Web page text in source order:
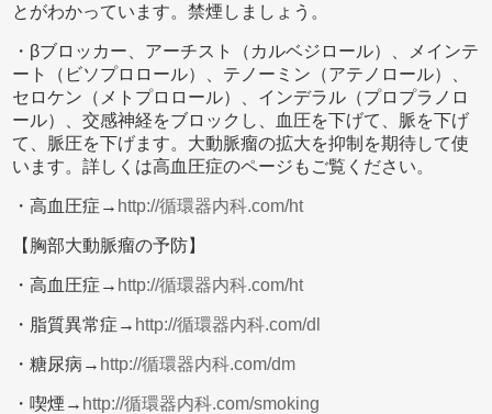
とがわかっています。禁煙しましょう。
・βブロッカー、アーチスト（カルベジロール）、メインテ
ート（ビソプロロール）、テノーミン（アテノロール）、
セロケン（メトプロロール）、インデラル（プロプラノロ
ール）、交感神経をブロックし、血圧を下げて、脈を下げ
て、脈圧を下げます。大動脈瘤の拡大を抑制を期待して使
います。詳しくは高血圧症のページもご覧ください。
・高血圧症→ http://循環器内科.com/ht
【胸部大動脈瘤の予防】
・高血圧症→ http://循環器内科.com/ht
・脂質異常症→ http://循環器内科.com/dl
・糖尿病→ http://循環器内科.com/dm
・喫煙→ http://循環器内科.com/smoking